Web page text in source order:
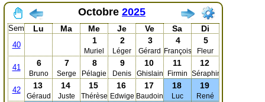
Octobre 2025
Sem Lu Ma Me Je Ve Sa Di
40 1
Muriel
2
Léger
3
Gérard
4
François
5
Fleur
41 6
Bruno
7
Serge
8
Pélagie
9
Denis
10
Ghislain
11
Firmin
12
Séraphin
42 13
Géraud
14
Juste
15
Thérèse
16
Edwige
17
Baudoin
18
Luc
19
René